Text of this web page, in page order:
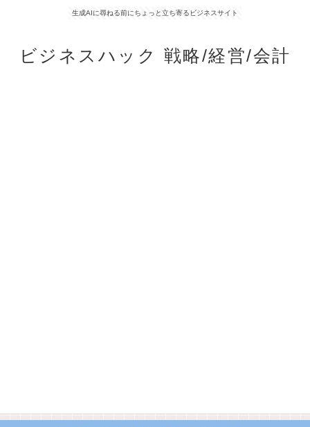
生成AIに尋ねる前にちょっと立ち寄るビジネスサイト
ビジネスハック 戦略/経営/会計